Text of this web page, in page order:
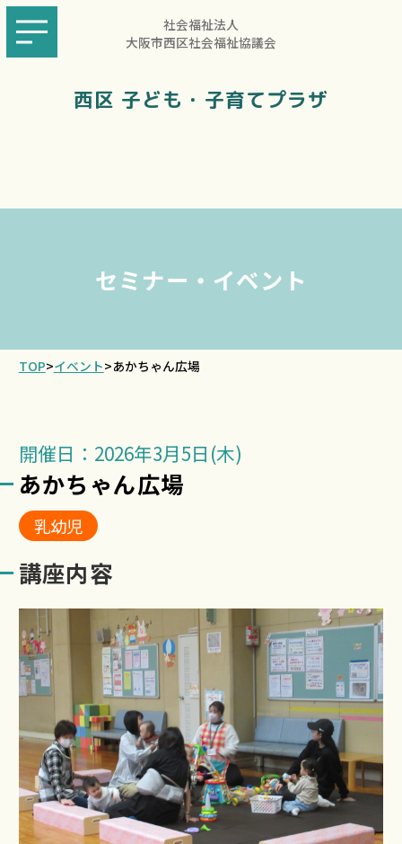
社会福祉法人
大阪市西区社会福祉協議会
西区 子ども・子育てプラザ
セミナー・イベント
TOP>イベント>あかちゃん広場
開催日：2026年3月5日(木)
あかちゃん広場
乳幼児
講座内容